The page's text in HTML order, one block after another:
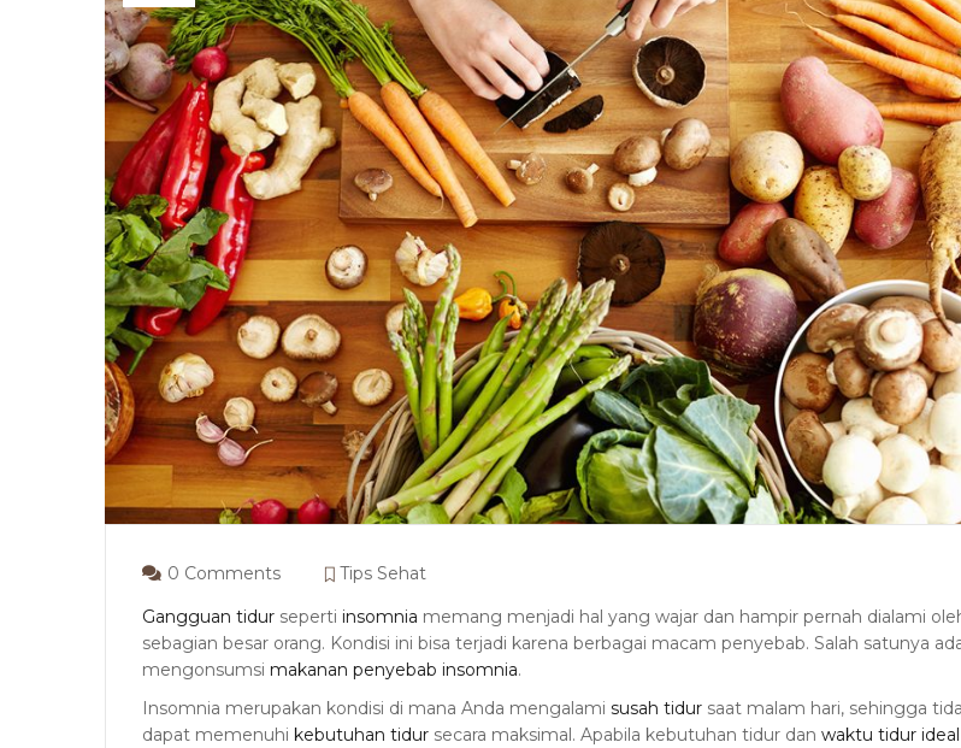
0 Comments
Tips Sehat
Gangguan tidur seperti insomnia memang menjadi hal yang wajar dan hampir pernah dialami
sebagian besar orang. Kondisi ini bisa terjadi karena berbagai macam penyebab. Salah satunya
mengonsumsi makanan penyebab insomnia.
Insomnia merupakan kondisi di mana Anda mengalami susah tidur saat malam hari, sehingga
dapat memenuhi kebutuhan tidur secara maksimal. Apabila kebutuhan tidur dan waktu tidur ideal